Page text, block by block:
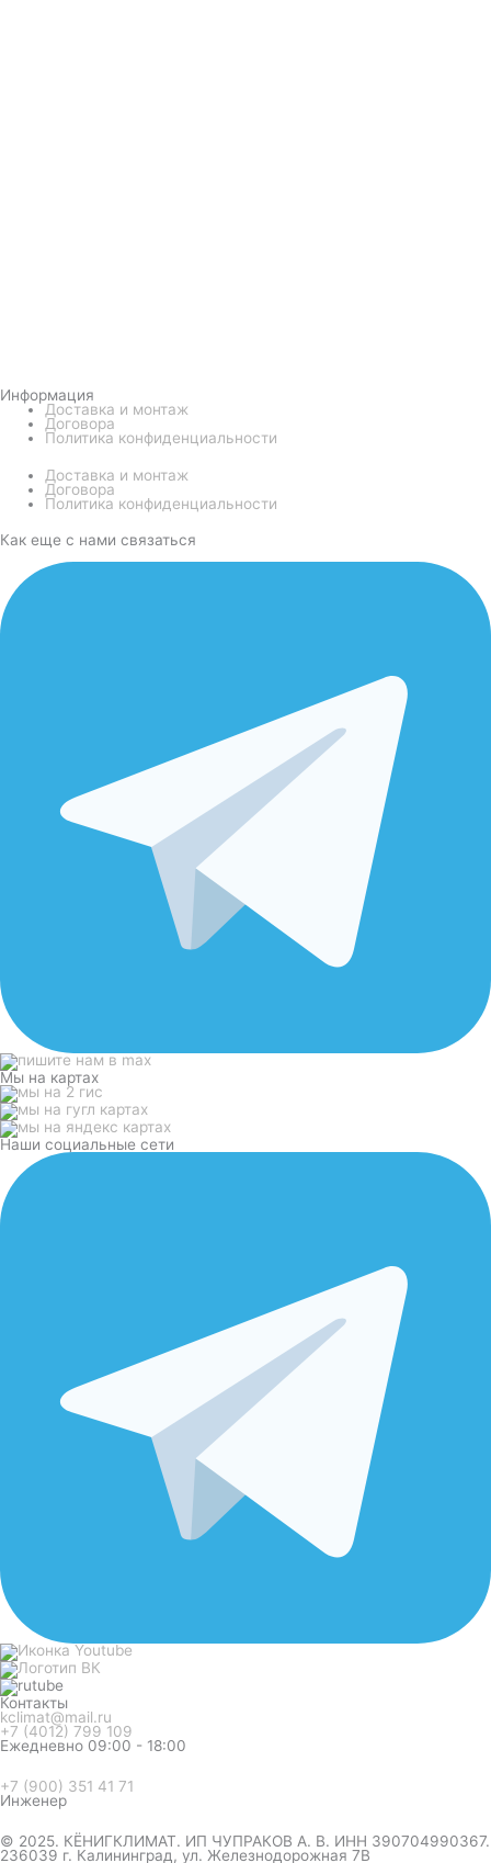
Информация
Доставка и монтаж
Договора
Политика конфиденциальности
Доставка и монтаж
Договора
Политика конфиденциальности
Как еще с нами связаться
Мы на картах
Наши социальные сети
Контакты
kclimat@mail.ru
+7 (4012) 799 109
Ежедневно 09:00 - 18:00
+7 (900) 351 41 71
Инженер
© 2025. КЁНИГКЛИМАТ. ИП ЧУПРАКОВ А. В. ИНН 390704990367.
236039 г. Калининград, ул. Железнодорожная 7В